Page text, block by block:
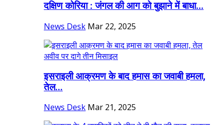
दक्षिण कोरिया : जंगल की आग को बुझाने में बाधा...
News Desk Mar 22, 2025
इसराइली आक्रमण के बाद हमास का जवाबी हमला,
तेल...
News Desk Mar 21, 2025